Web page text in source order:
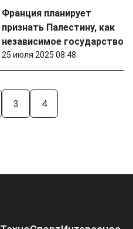
Франция планирует
признать Палестину, как
независимое государство
25 июля 2025 08:48
3 4